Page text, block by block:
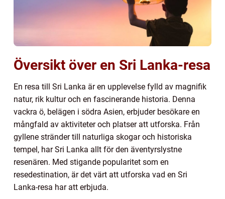
Översikt över en Sri Lanka-resa
En resa till Sri Lanka är en upplevelse fylld av magnifik
natur, rik kultur och en fascinerande historia. Denna
vackra ö, belägen i södra Asien, erbjuder besökare en
mångfald av aktiviteter och platser att utforska. Från
gyllene stränder till naturliga skogar och historiska
tempel, har Sri Lanka allt för den äventyrslystne
resenären. Med stigande popularitet som en
resedestination, är det värt att utforska vad en Sri
Lanka-resa har att erbjuda.